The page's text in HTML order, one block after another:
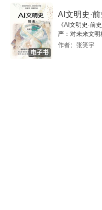
电子书
AI文明史·前
《AI文明史·前
严：对未来文
智慧的选择。
作者：张笑宇